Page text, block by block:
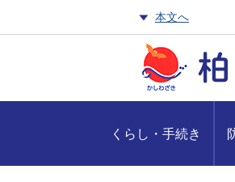
本文へ
くらし・手続き